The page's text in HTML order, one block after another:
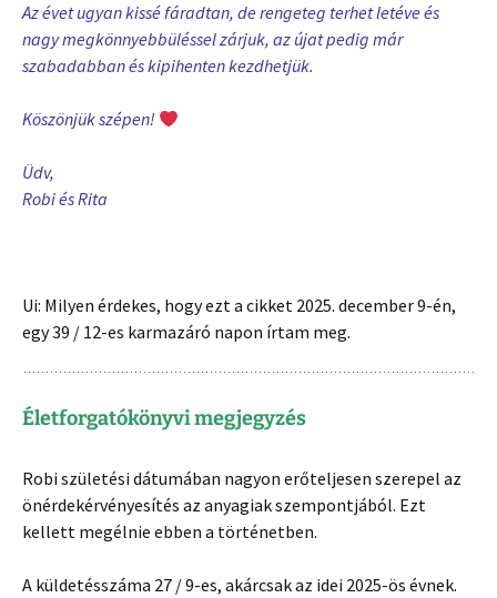
Az évet ugyan kissé fáradtan, de rengeteg terhet letéve és
nagy megkönnyebbüléssel zárjuk, az újat pedig már
szabadabban és kipihenten kezdhetjük.
Köszönjük szépen!
Üdv,
Robi és Rita
Ui: Milyen érdekes, hogy ezt a cikket 2025. december 9-én,
egy 39 / 12-es karmazáró napon írtam meg.
Életforgatókönyvi megjegyzés
Robi születési dátumában nagyon erőteljesen szerepel az
önérdekérvényesítés az anyagiak szempontjából. Ezt
kellett megélnie ebben a történetben.
A küldetésszáma 27 / 9-es, akárcsak az idei 2025-ös évnek.